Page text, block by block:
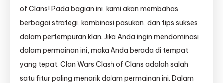
of Clans! Pada bagian ini, kami akan membahas
berbagai strategi, kombinasi pasukan, dan tips sukses
dalam pertempuran klan. Jika Anda ingin mendominasi
dalam permainan ini, maka Anda berada di tempat
yang tepat. Clan Wars Clash of Clans adalah salah
satu fitur paling menarik dalam permainan ini. Dalam